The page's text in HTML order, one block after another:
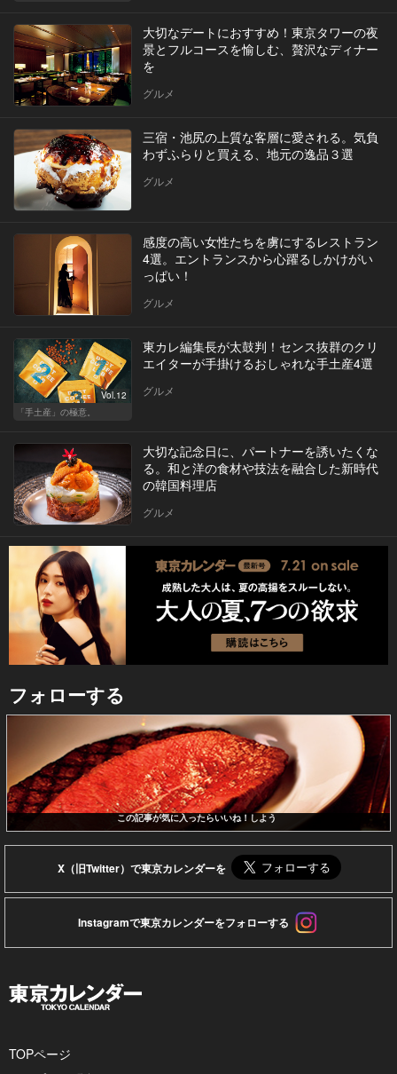
大切なデートにおすすめ！東京タワーの夜
景とフルコースを愉しむ、贅沢なディナー
を
グルメ
三宿・池尻の上質な客層に愛される。気負
わずふらりと買える、地元の逸品３選
グルメ
感度の高い女性たちを虜にするレストラン
4選。エントランスから心躍るしかけがい
っぱい！
グルメ
Vol.12
「手土産」の極意。
東カレ編集長が太鼓判！センス抜群のクリ
エイターが手掛けるおしゃれな手土産4選
グルメ
大切な記念日に、パートナーを誘いたくな
る。和と洋の食材や技法を融合した新時代
の韓国料理店
グルメ
フォローする
この記事が気に入ったらいいね！しよう
X（旧Twitter）で東京カレンダーを
Instagramで東京カレンダーをフォローする
TOPページ